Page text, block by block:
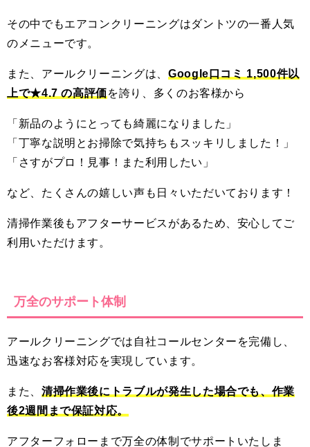
その中でもエアコンクリーニングはダントツの一番人気
のメニューです。
また、アールクリーニングは、 Google口コミ 1,500件以
上で★4.7 の高評価を誇り、多くのお客様から
「新品のようにとっても綺麗になりました」
「丁寧な説明とお掃除で気持ちもスッキリしました！」
「さすがプロ！見事！また利用したい」
など、たくさんの嬉しい声も日々いただいております！
清掃作業後もアフターサービスがあるため、安心してご
利用いただけます。
万全のサポート体制
アールクリーニングでは自社コールセンターを完備し、
迅速なお客様対応を実現しています。
また、 清掃作業後にトラブルが発生した場合でも、作業
後2週間まで保証対応。
アフターフォローまで万全の体制でサポートいたしま